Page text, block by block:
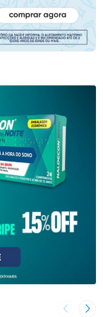
Imagem